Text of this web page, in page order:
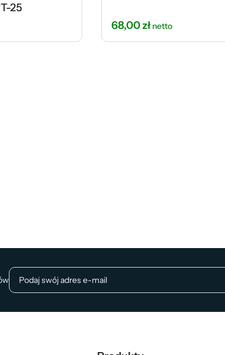
25
68,00zł netto